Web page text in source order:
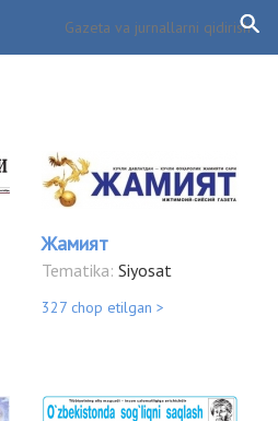
Жамият
Tematika: Siyosat
327 chop etilgan >